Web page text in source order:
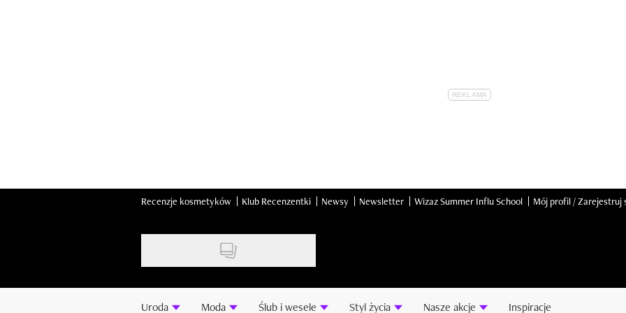
Recenzje kosmetyków Klub Recenzentki Newsy Newsletter Wizaz Summer Influ School Mój profil / Zarejestruj
Uroda Moda Ślub i wesele Styl życia Nasze akcje Inspiracje